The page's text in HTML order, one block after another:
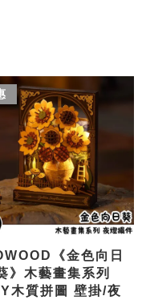
《金色向日
》木藝畫集系列
木質拼圖 壁掛/夜